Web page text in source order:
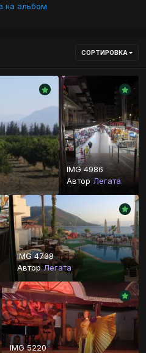
на альбом
СОРТИРОВКА
IMG 4986
АвторЛегата
IMG 4738
АвторЛегата
IMG 5220